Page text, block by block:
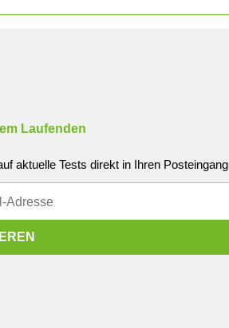
Laufenden
aktuelle Tests direkt in Ihren Posteingang